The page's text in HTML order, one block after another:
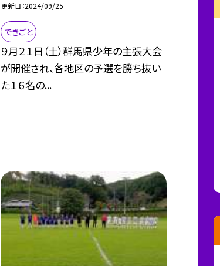
更新日 2024/09/25
できごと
９月２１日（土）群馬県少年の主張大会
が開催され、各地区の予選を勝ち抜い
た１６名の...